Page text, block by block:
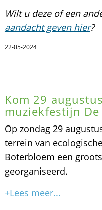
Wilt u deze of een
aandacht geven hier?
22-05-2024
Kom 29
muziekfestijn
Op zondag 29
terrein van
Boterbloem een
georganiseerd.
+Lees meer...